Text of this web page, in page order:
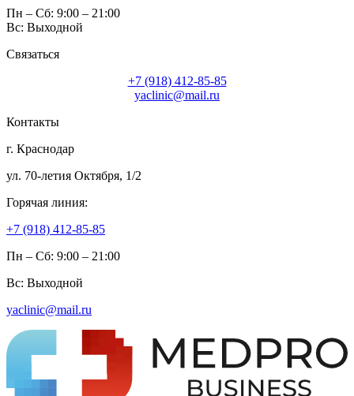
Пн – Сб: 9:00 – 21:00
Вс: Выходной
Связаться
+7 (918) 412-85-85
yaclinic@mail.ru
Контакты
г. Краснодар
ул. 70-летия Октября, 1/2
Горячая линия:
+7 (918) 412-85-85
Пн – Сб: 9:00 – 21:00
Вс: Выходной
yaclinic@mail.ru